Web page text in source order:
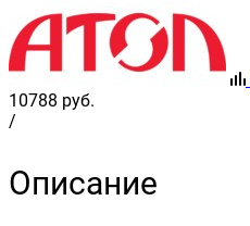
10788 руб.
/
Описание